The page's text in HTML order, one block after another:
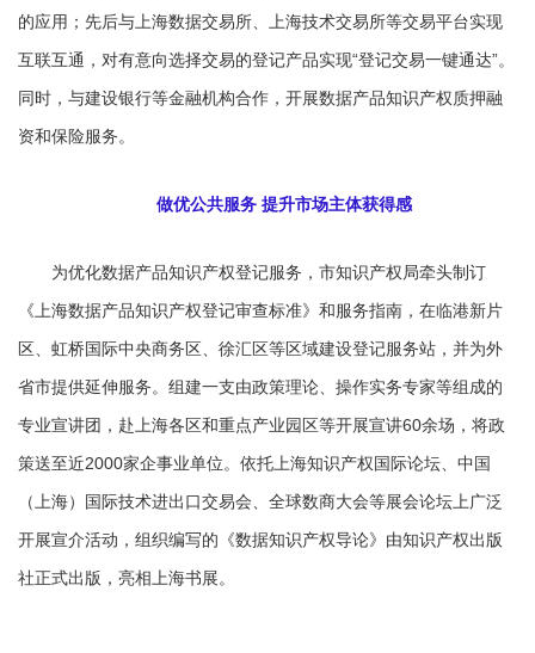
的应用；先后与上海数据交易所、上海技术交易所等交易平台实现
互联互通，对有意向选择交易的登记产品实现“登记交易一键通达”。
同时，与建设银行等金融机构合作，开展数据产品知识产权质押融
资和保险服务。
做优公共服务 提升市场主体获得感
为优化数据产品知识产权登记服务，市知识产权局牵头制订
《上海数据产品知识产权登记审查标准》和服务指南，在临港新片
区、虹桥国际中央商务区、徐汇区等区域建设登记服务站，并为外
省市提供延伸服务。组建一支由政策理论、操作实务专家等组成的
专业宣讲团，赴上海各区和重点产业园区等开展宣讲60余场，将政
策送至近2000家企事业单位。依托上海知识产权国际论坛、中国
（上海）国际技术进出口交易会、全球数商大会等展会论坛上广泛
开展宣介活动，组织编写的《数据知识产权导论》由知识产权出版
社正式出版，亮相上海书展。